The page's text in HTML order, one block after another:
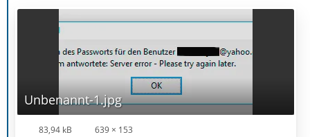
Unbenannt-1.jpg
83,94 kB 639 × 153